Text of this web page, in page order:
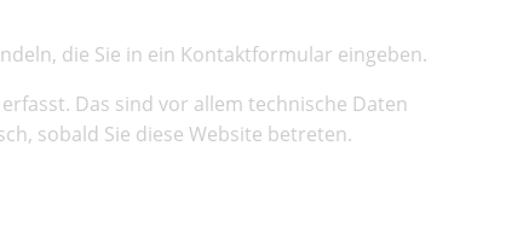
die Sie in ein Kontaktformular eingeben.
Das sind vor allem technische Daten
sobald Sie diese Website betreten.